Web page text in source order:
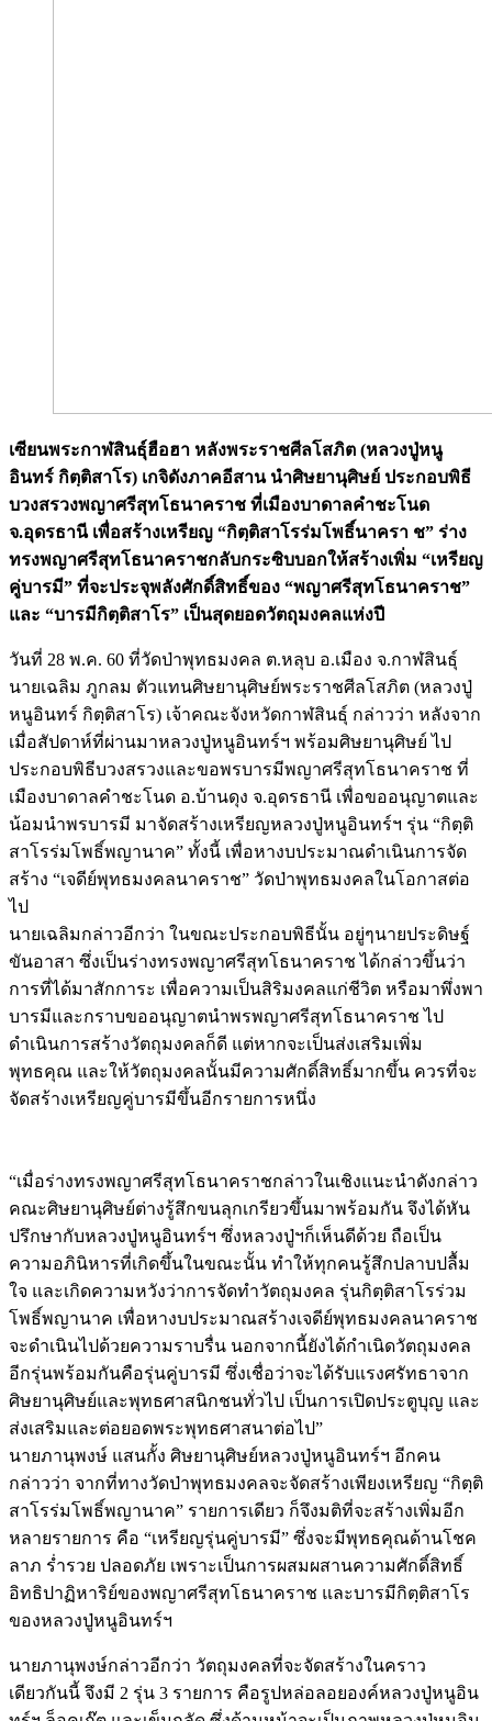
เซียนพระกาฬสินธุ์ฮือฮา หลังพระราชศีลโสภิต (หลวงปู่หนู
อินทร์ กิตฺติสาโร) เกจิดังภาคอีสาน นำศิษยานุศิษย์ ประกอบพิธี
บวงสรวงพญาศรีสุทโธนาคราช ที่เมืองบาดาลคำชะโนด
จ.อุดรธานี เพื่อสร้างเหรียญ “กิตฺติสาโรร่มโพธิ์นาครา ช” ร่าง
ทรงพญาศรีสุทโธนาคราชกลับกระซิบบอกให้สร้างเพิ่ม “เหรียญ
คู่บารมี” ที่จะประจุพลังศักดิ์สิทธิ์ของ “พญาศรีสุทโธนาคราช”
และ “บารมีกิตฺติสาโร” เป็นสุดยอดวัตถุมงคลแห่งปี
วันที่ 28 พ.ค. 60 ที่วัดป่าพุทธมงคล ต.หลุบ อ.เมือง จ.กาฬสินธุ์
นายเฉลิม ภูกลม ตัวแทนศิษยานุศิษย์พระราชศีลโสภิต (หลวงปู่
หนูอินทร์ กิตฺติสาโร) เจ้าคณะจังหวัดกาฬสินธุ์ กล่าวว่า หลังจาก
เมื่อสัปดาห์ที่ผ่านมาหลวงปู่หนูอินทร์ฯ พร้อมศิษยานุศิษย์ ไป
ประกอบพิธีบวงสรวงและขอพรบารมีพญาศรีสุทโธนาคราช ที่
เมืองบาดาลคำชะโนด อ.บ้านดุง จ.อุดรธานี เพื่อขออนุญาตและ
น้อมนำพรบารมี มาจัดสร้างเหรียญหลวงปู่หนูอินทร์ฯ รุ่น “กิตฺติ
สาโรร่มโพธิ์พญานาค” ทั้งนี้ เพื่อหางบประมาณดำเนินการจัด
สร้าง “เจดีย์พุทธมงคลนาคราช” วัดป่าพุทธมงคลในโอกาสต่อ
ไป
นายเฉลิมกล่าวอีกว่า ในขณะประกอบพิธีนั้น อยู่ๆนายประดิษฐ์
ขันอาสา ซึ่งเป็นร่างทรงพญาศรีสุทโธนาคราช ได้กล่าวขึ้นว่า
การที่ได้มาสักการะ เพื่อความเป็นสิริมงคลแก่ชีวิต หรือมาพึ่งพา
บารมีและกราบขออนุญาตนำพรพญาศรีสุทโธนาคราช ไป
ดำเนินการสร้างวัตถุมงคลก็ดี แต่หากจะเป็นส่งเสริมเพิ่ม
พุทธคุณ และให้วัตถุมงคลนั้นมีความศักดิ์สิทธิ์มากขึ้น ควรที่จะ
จัดสร้างเหรียญคู่บารมีขึ้นอีกรายการหนึ่ง
“เมื่อร่างทรงพญาศรีสุทโธนาคราชกล่าวในเชิงแนะนำดังกล่าว
คณะศิษยานุศิษย์ต่างรู้สึกขนลุกเกรียวขึ้นมาพร้อมกัน จึงได้หัน
ปรึกษากับหลวงปู่หนูอินทร์ฯ ซึ่งหลวงปู่ฯก็เห็นดีด้วย ถือเป็น
ความอภินิหารที่เกิดขึ้นในขณะนั้น ทำให้ทุกคนรู้สึกปลาบปลื้ม
ใจ และเกิดความหวังว่าการจัดทำวัตถุมงคล รุ่นกิตฺติสาโรร่วม
โพธิ์พญานาค เพื่อหางบประมาณสร้างเจดีย์พุทธมงคลนาคราช
จะดำเนินไปด้วยความราบรื่น นอกจากนี้ยังได้กำเนิดวัตถุมงคล
อีกรุ่นพร้อมกันคือรุ่นคู่บารมี ซึ่งเชื่อว่าจะได้รับแรงศรัทธาจาก
ศิษยานุศิษย์และพุทธศาสนิกชนทั่วไป เป็นการเปิดประตูบุญ และ
ส่งเสริมและต่อยอดพระพุทธศาสนาต่อไป”
นายภานุพงษ์ แสนกั้ง ศิษยานุศิษย์หลวงปู่หนูอินทร์ฯ อีกคน
กล่าวว่า จากที่ทางวัดป่าพุทธมงคลจะจัดสร้างเพียงเหรียญ “กิตฺติ
สาโรร่มโพธิ์พญานาค” รายการเดียว ก็จึงมติที่จะสร้างเพิ่มอีก
หลายรายการ คือ “เหรียญรุ่นคู่บารมี” ซึ่งจะมีพุทธคุณด้านโชค
ลาภ ร่ำรวย ปลอดภัย เพราะเป็นการผสมผสานความศักดิ์สิทธิ์
อิทธิปาฏิหาริย์ของพญาศรีสุทโธนาคราช และบารมีกิตฺติสาโร
ของหลวงปู่หนูอินทร์ฯ
นายภานุพงษ์กล่าวอีกว่า วัตถุมงคลที่จะจัดสร้างในคราว
เดียวกันนี้ จึงมี 2 รุ่น 3 รายการ คือรูปหล่อลอยองค์หลวงปู่หนูอิน